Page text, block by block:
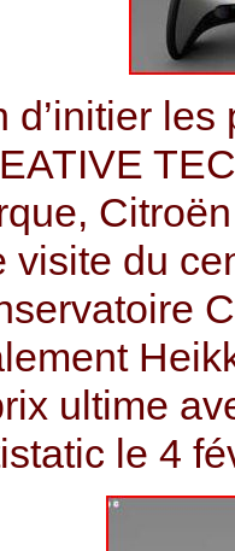
d’initier les
visite du
ultime
le 4